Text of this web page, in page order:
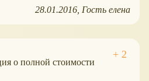
28.01.2016 Гость елена
о полной стоимости